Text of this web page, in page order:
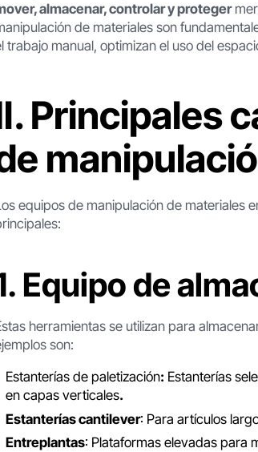
almacenar, controlar y proteger
de materiales son
trabajo manual, optimizan el uso del
Principales
equipos de manipulación de materiales
Equipo de
herramientas se utilizan para
son:
Estanterías de paletización: Estanterías
en capas verticales.
Estanterías cantilever: Para artículos
Entreplantas: Plataformas elevadas para